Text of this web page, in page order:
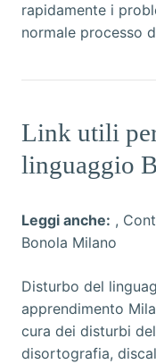
rapidamente i
normale processo
Link utili
linguaggio
Leggi anche: ,
Bonola Milano
Disturbo del
apprendimento
cura dei disturbi
disortografia,